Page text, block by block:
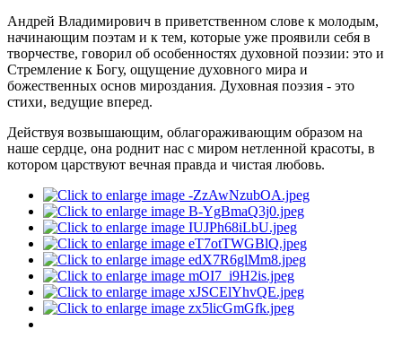
Андрей Владимирович в приветственном слове к молодым,
начинающим поэтам и к тем, которые уже проявили себя в
творчестве, говорил об особенностях духовной поэзии: это и
Стремление к Богу, ощущение духовного мира и
божественных основ мироздания. Духовная поэзия - это
стихи, ведущие вперед.
Действуя возвышающим, облагораживающим образом на
наше сердце, она роднит нас с миром нетленной красоты, в
котором царствуют вечная правда и чистая любовь.